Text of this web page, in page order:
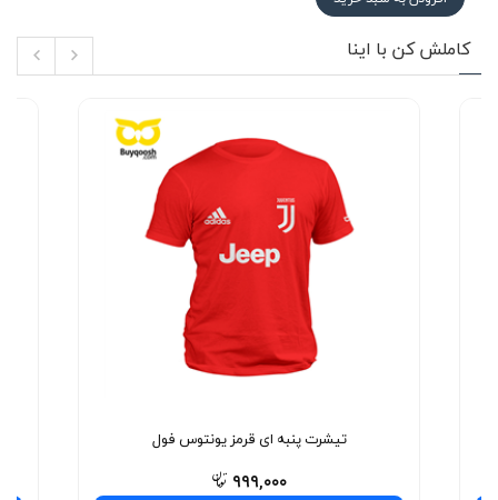
کاملش کن با اینا
تیشرت پنبه ای قرمز یونتوس فول
۹۹۹,۰۰۰